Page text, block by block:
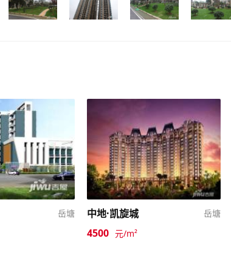
岳塘
中地·凯旋城 岳塘
4500 元/m²